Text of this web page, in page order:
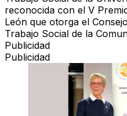
reconocida con el V
León que otorga el
Trabajo Social de la
Publicidad
Publicidad